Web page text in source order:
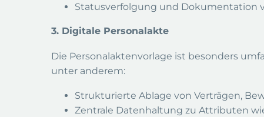
Statusverfolgung und Dokumentation
3. Digitale Personalakte
Die Personalaktenvorlage ist besonders
unter anderem:
Strukturierte Ablage von Verträgen,
Zentrale Datenhaltung zu Attributen